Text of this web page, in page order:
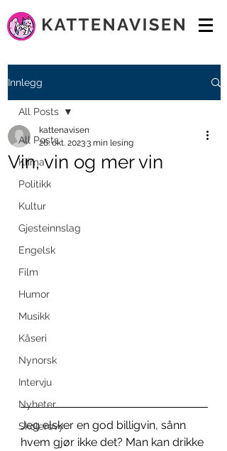
Innlegg
All Posts
Klima
Politikk
Kultur
Gjesteinnslag
Engelsk
Film
Humor
Musikk
Kåseri
Nynorsk
Intervju
Nyheter
Skolerevy
All Posts
Vin, vin og mer vin
kattenavisen
26. okt. 20233 min lesing
Jeg elsker en god billigvin, sånn
hvem gjør ikke det? Man kan drikke